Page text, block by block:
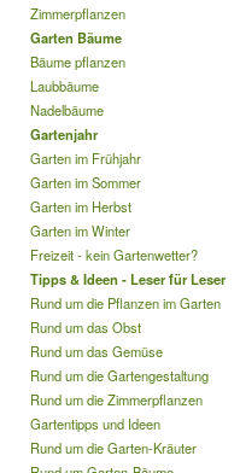
Zimmerpflanzen
Garten Bäume
Bäume pflanzen
Laubbäume
Nadelbäume
Gartenjahr
Garten im Frühjahr
Garten im Sommer
Garten im Herbst
Garten im Winter
Freizeit - kein Gartenwetter?
Tipps & Ideen - Leser für Leser
Rund um die Pflanzen im Garten
Rund um das Obst
Rund um das Gemüse
Rund um die Gartengestaltung
Rund um die Zimmerpflanzen
Gartentipps und Ideen
Rund um die Garten-Kräuter